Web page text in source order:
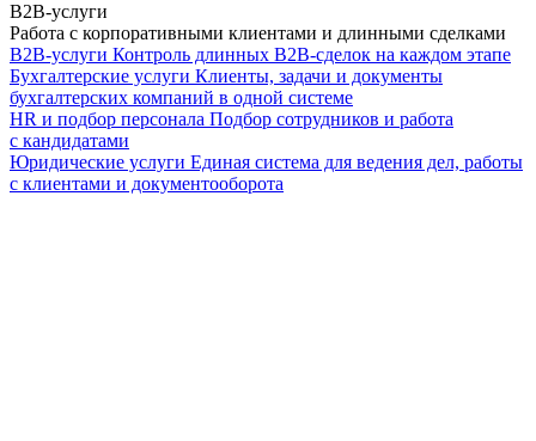
B2B-услуги
Работа с корпоративными клиентами и длинными сделками
B2B-услуги Контроль длинных B2B-сделок на каждом этапе
Бухгалтерские услуги Клиенты, задачи и документы
бухгалтерских компаний в одной системе
HR и подбор персонала Подбор сотрудников и работа
с кандидатами
Юридические услуги Единая система для ведения дел, работы
с клиентами и документооборота